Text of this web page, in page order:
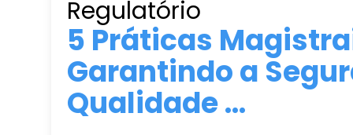
Regulatório
5 Práticas
Garantindo a
Qualidade ...